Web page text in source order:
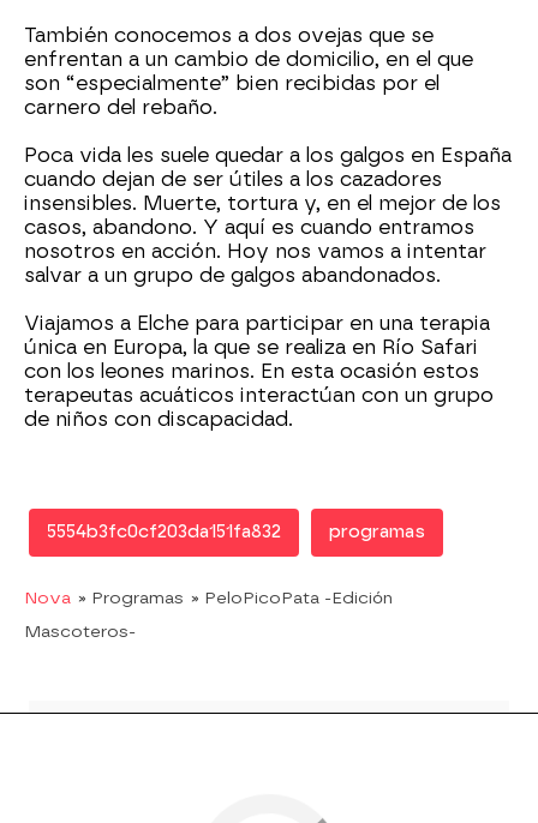
También conocemos a dos ovejas que se
enfrentan a un cambio de domicilio, en el que
son “especialmente” bien recibidas por el
carnero del rebaño.
Poca vida les suele quedar a los galgos en España
cuando dejan de ser útiles a los cazadores
insensibles. Muerte, tortura y, en el mejor de los
casos, abandono. Y aquí es cuando entramos
nosotros en acción. Hoy nos vamos a intentar
salvar a un grupo de galgos abandonados.
Viajamos a Elche para participar en una terapia
única en Europa, la que se realiza en Río Safari
con los leones marinos. En esta ocasión estos
terapeutas acuáticos interactúan con un grupo
de niños con discapacidad.
5554b3fc0cf203da151fa832 programas
Nova » Programas » PeloPicoPata -Edición
Mascoteros-